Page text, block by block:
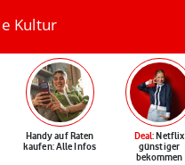
Kultur
Handy auf Raten
kaufen: Alle Infos
Deal: Netflix
günstiger
bekommen